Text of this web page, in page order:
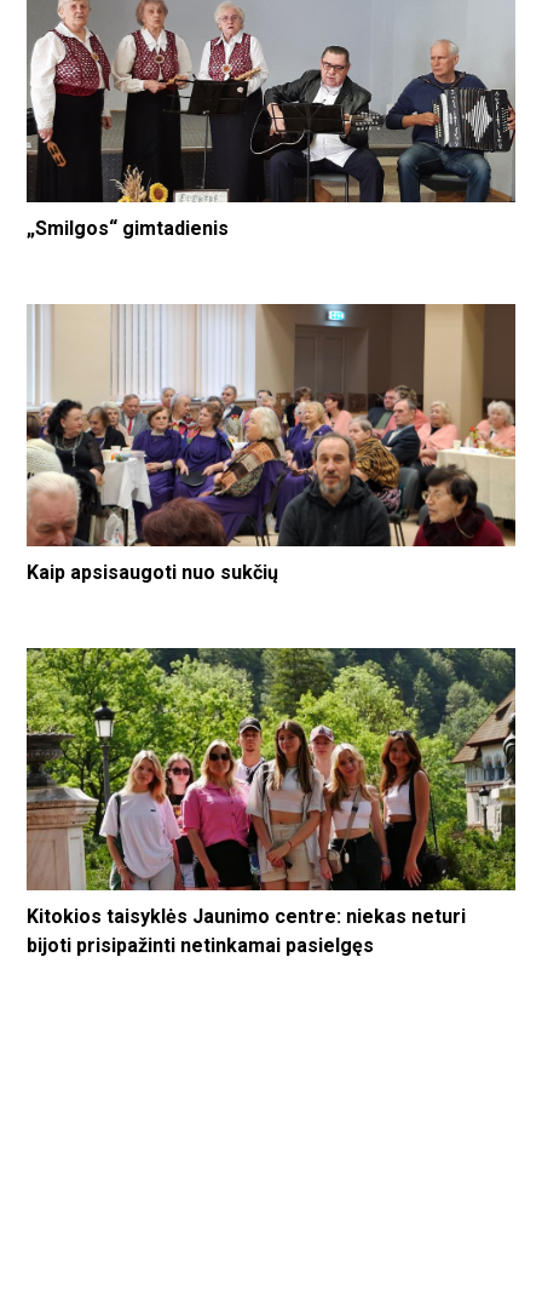
„Smilgos“ gimtadienis
Kaip apsisaugoti nuo sukčių
Kitokios taisyklės Jaunimo centre: niekas neturi
bijoti prisipažinti netinkamai pasielgęs